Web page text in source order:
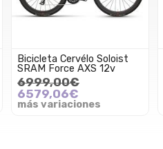
Bicicleta Cervélo Soloist
SRAM Force AXS 12v
6999,00€
6579,06€
más variaciones